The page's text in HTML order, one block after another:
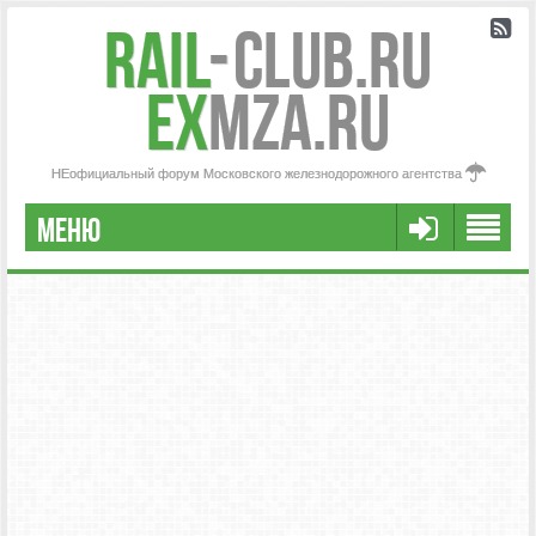
Rail-Club.RU
exMZA.RU
НЕофициальный форум Московского железнодорожного агентства
МЕНЮ
РЕГИСТРАЦИЯ